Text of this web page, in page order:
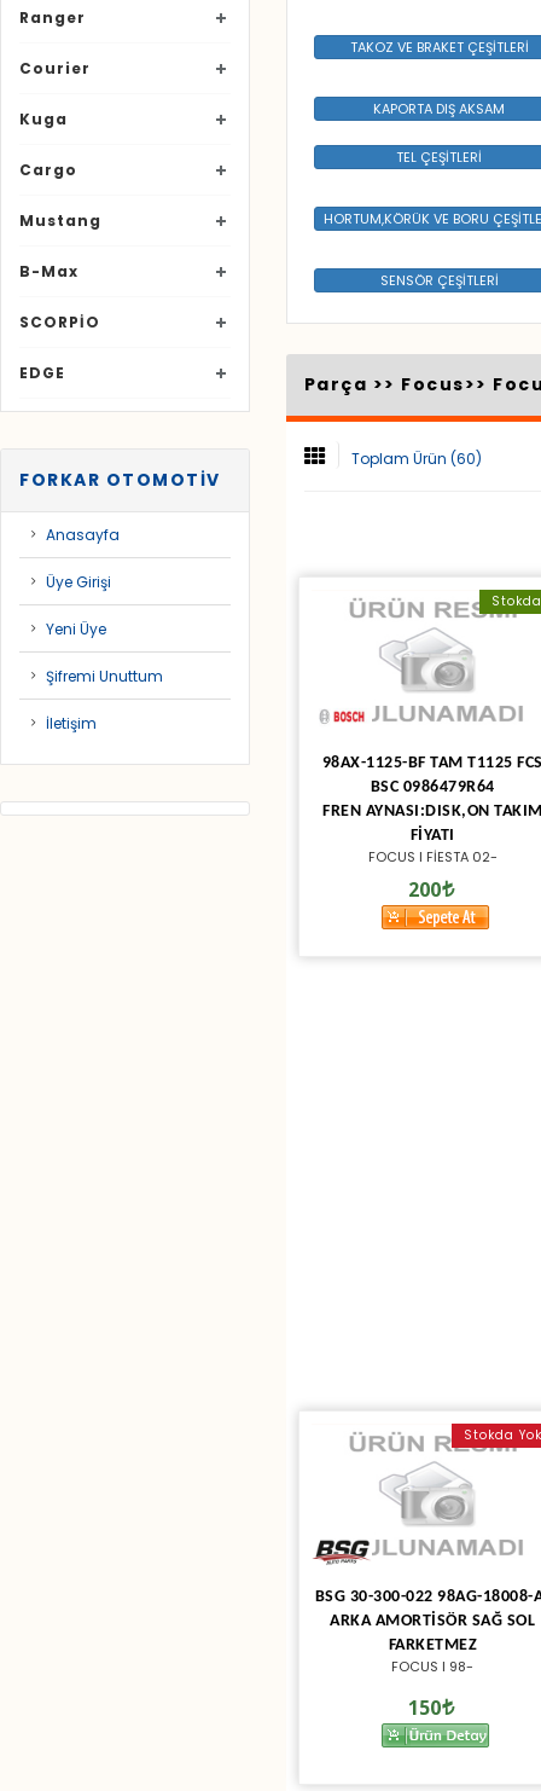
Ranger
Courier
Kuga
Cargo
Mustang
B-Max
SCORPİO
EDGE
FORKAR OTOMOTİV
Anasayfa
Üye Girişi
Yeni Üye
Şifremi Unuttum
İletişim
TAKOZ VE BRAKET ÇEŞİTLERİ
KAPORTA DIŞ AKSAM
TEL ÇEŞİTLERİ
HORTUM,KÖRÜK VE BORU
SENSÖR ÇEŞİTLERİ
Parça >> Focus>>
Toplam Ürün (60)
Stokda
98AX-1125-BF TAM T1125
BSC 0986479R64
FREN AYNASI:DISK,ON
FİYATI
FOCUS I FİESTA 02-
200
Stokda Yok
BSG 30-300-022 98AG-18008-
ARKA AMORTİSÖR SAĞ SOL
FARKETMEZ
FOCUS I 98-
150